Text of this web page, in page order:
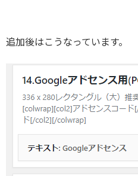
追加後はこうなっています。